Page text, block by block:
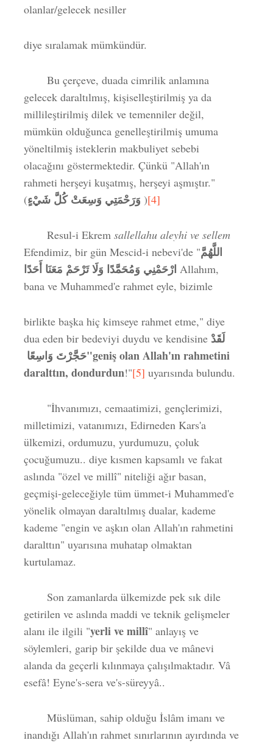
olanlar/gelecek nesiller
diye sıralamak mümkündür.
Bu çerçeve, duada cimrilik anlamına
gelecek daraltılmış, kişiselleştirilmiş ya da
millileştirilmiş dilek ve temenniler değil,
mümkün olduğunca genelleştirilmiş umuma
yöneltilmiş isteklerin makbuliyet sebebi
olacağını göstermektedir. Çünkü "Allah'ın
rahmeti herşeyi kuşatmış, herşeyi aşmıştır."
(وَرَحْمَتِي وَسِعَتْ كُلَّ شَيْءٍ )[4]
Resul-i Ekrem sallellahu aleyhi ve sellem
Efendimiz, bir gün Mescid-i nebevi'de "اللَّهُمَّ
ارْحَمْنِي وَمُحَمَّدًا وَلَا تَرْحَمْ مَعَنَا أَحَدًا Allahım,
bana ve Muhammed'e rahmet eyle, bizimle
birlikte başka hiç kimseye rahmet etme," diye
dua eden bir bedeviyi duydu ve kendisine لَقَدْ
حَجَّرْتَ وَاسِعًا"geniş olan Allah'ın rahmetini
daralttın, dondurdun!"[5] uyarısında bulundu.
"İhvanımızı, cemaatimizi, gençlerimizi,
milletimizi, vatanımızı, Edirneden Kars'a
ülkemizi, ordumuzu, yurdumuzu, çoluk
çocuğumuzu.. diye kısmen kapsamlı ve fakat
aslında "özel ve millî" niteliği ağır basan,
geçmişi-geleceğiyle tüm ümmet-i Muhammed'e
yönelik olmayan daraltılmış dualar, kademe
kademe "engin ve aşkın olan Allah'ın rahmetini
daralttın" uyarısına muhatap olmaktan
kurtulamaz.
Son zamanlarda ülkemizde pek sık dile
getirilen ve aslında maddi ve teknik gelişmeler
alanı ile ilgili "yerli ve millî" anlayış ve
söylemleri, garip bir şekilde dua ve mânevi
alanda da geçerli kılınmaya çalışılmaktadır. Vâ
esefâ! Eyne's-sera ve's-süreyyâ..
Müslüman, sahip olduğu İslâm imanı ve
inandığı Allah'ın rahmet sınırlarının ayırdında ve